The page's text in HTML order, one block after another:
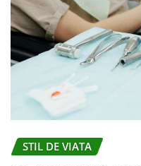
STIL DE VIATA